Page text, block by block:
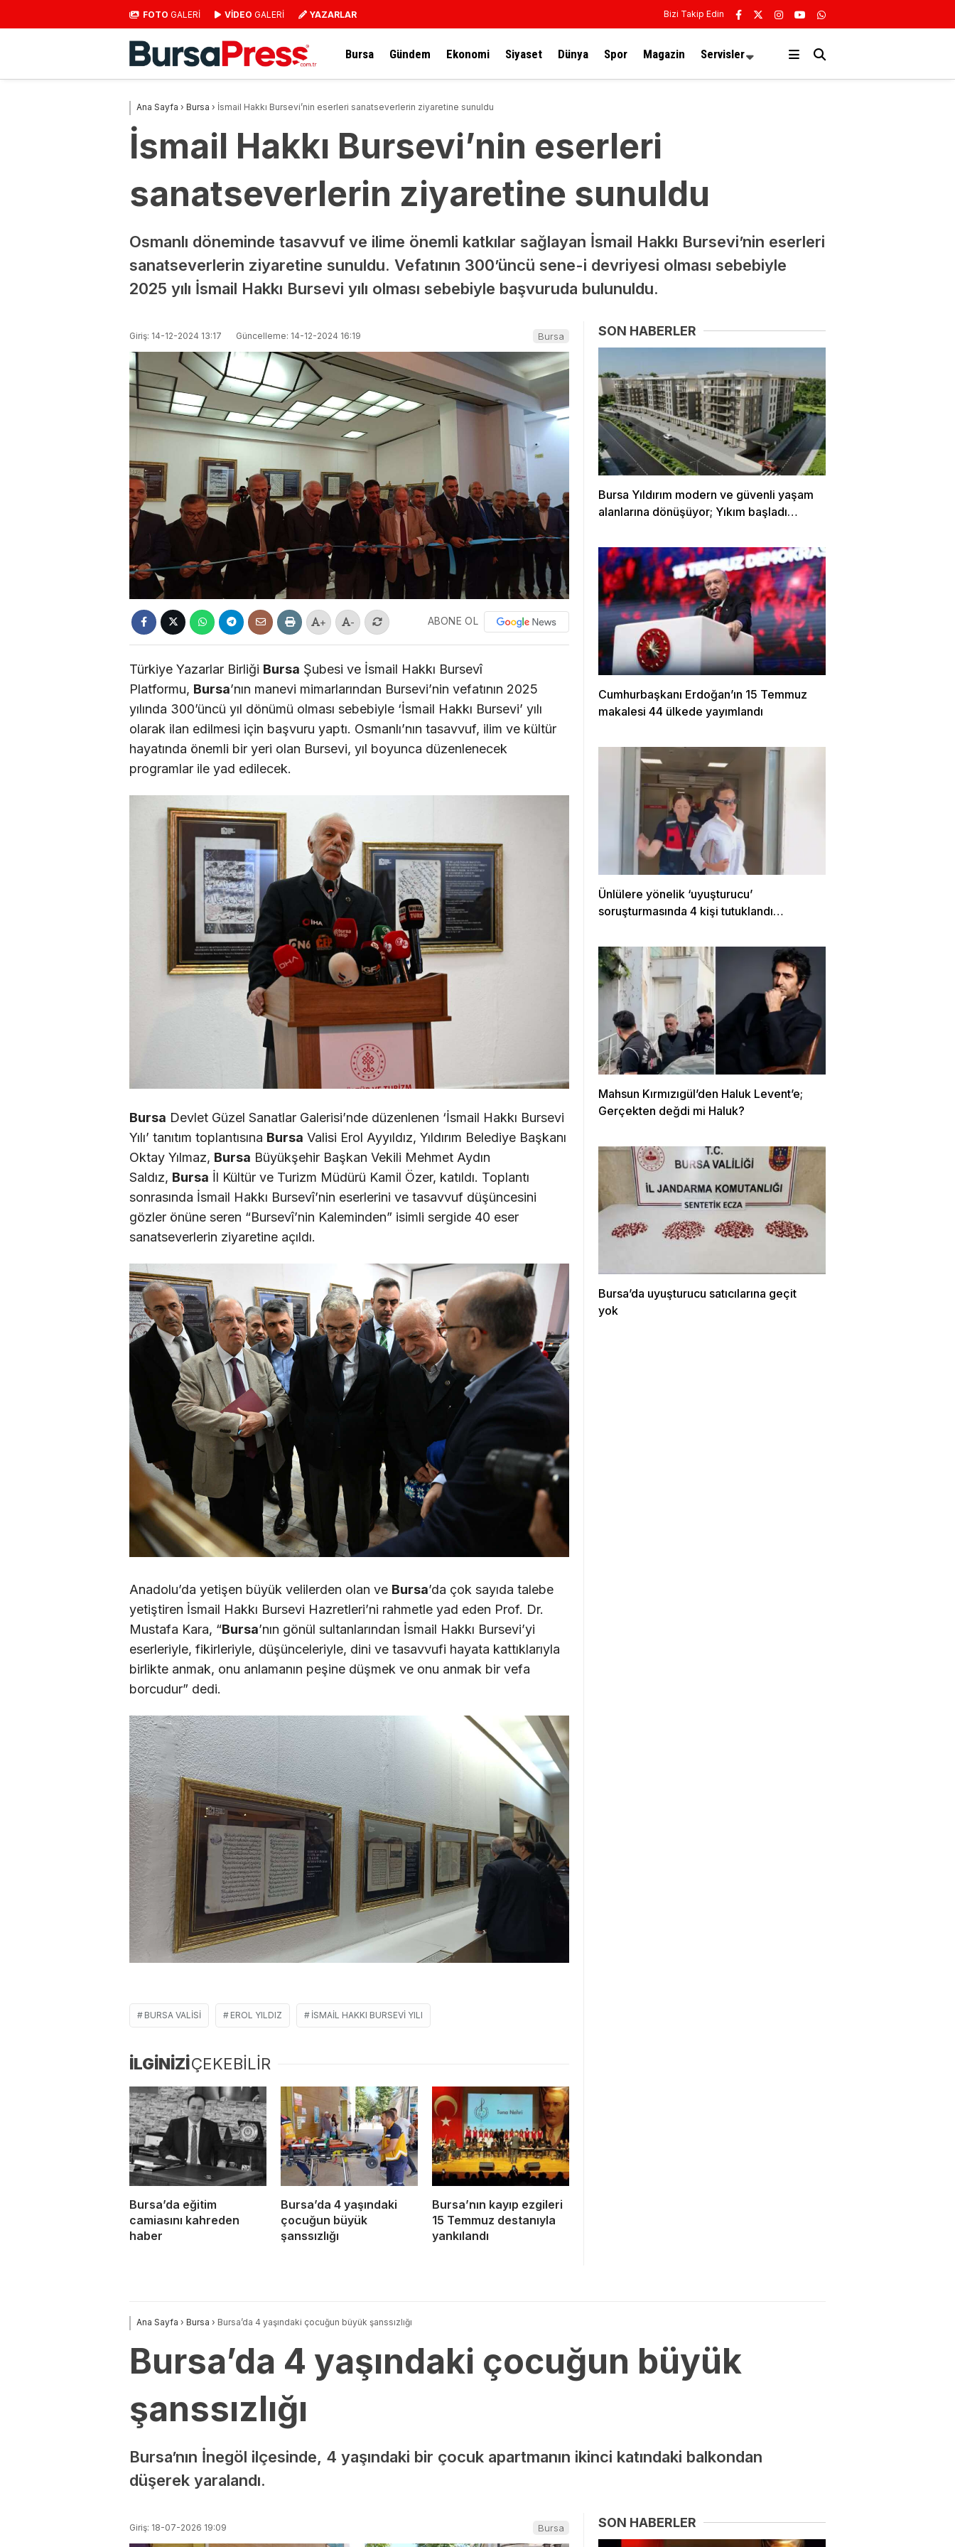
FOTO GALERİ VİDEO GALERİ YAZARLAR Bizi Takip Edin
Bursa Gündem Ekonomi Siyaset Dünya Spor Magazin Servisler
Ana Sayfa › Bursa › İsmail Hakkı Bursevi’nin eserleri sanatseverlerin ziyaretine sunuldu
İsmail Hakkı Bursevi’nin eserleri
sanatseverlerin ziyaretine sunuldu
Osmanlı döneminde tasavvuf ve ilime önemli katkılar sağlayan İsmail Hakkı Bursevi’nin eserleri
sanatseverlerin ziyaretine sunuldu. Vefatının 300’üncü sene-i devriyesi olması sebebiyle
2025 yılı İsmail Hakkı Bursevi yılı olması sebebiyle başvuruda bulunuldu.
Giriş: 14-12-2024 13:17 Güncelleme: 14-12-2024 16:19 Bursa
+ - ABONE OL
Türkiye Yazarlar Birliği Bursa Şubesi ve İsmail Hakkı Bursevî
Platformu, Bursa’nın manevi mimarlarından Bursevi’nin vefatının 2025
yılında 300’üncü yıl dönümü olması sebebiyle ‘İsmail Hakkı Bursevi’ yılı
olarak ilan edilmesi için başvuru yaptı. Osmanlı’nın tasavvuf, ilim ve kültür
hayatında önemli bir yeri olan Bursevi, yıl boyunca düzenlenecek
programlar ile yad edilecek.
Bursa Devlet Güzel Sanatlar Galerisi’nde düzenlenen ‘İsmail Hakkı Bursevi
Yılı’ tanıtım toplantısına Bursa Valisi Erol Ayyıldız, Yıldırım Belediye Başkanı
Oktay Yılmaz, Bursa Büyükşehir Başkan Vekili Mehmet Aydın
Saldız, Bursa İl Kültür ve Turizm Müdürü Kamil Özer, katıldı. Toplantı
sonrasında İsmail Hakkı Bursevî’nin eserlerini ve tasavvuf düşüncesini
gözler önüne seren “Bursevî’nin Kaleminden” isimli sergide 40 eser
sanatseverlerin ziyaretine açıldı.
Anadolu’da yetişen büyük velilerden olan ve Bursa’da çok sayıda talebe
yetiştiren İsmail Hakkı Bursevi Hazretleri’ni rahmetle yad eden Prof. Dr.
Mustafa Kara, “Bursa’nın gönül sultanlarından İsmail Hakkı Bursevi’yi
eserleriyle, fikirleriyle, düşünceleriyle, dini ve tasavvufi hayata kattıklarıyla
birlikte anmak, onu anlamanın peşine düşmek ve onu anmak bir vefa
borcudur” dedi.
BURSA VALISI EROL YILDIZ İSMAIL HAKKI BURSEVI YILI
İLGİNİZİÇEKEBİLİR
Bursa’da eğitim
camiasını kahreden
haber
Bursa’da 4 yaşındaki
çocuğun büyük
şanssızlığı
Bursa’nın kayıp ezgileri
15 Temmuz destanıyla
yankılandı
SON HABERLER
Bursa Yıldırım modern ve güvenli yaşam
alanlarına dönüşüyor; Yıkım başladı…
Cumhurbaşkanı Erdoğan’ın 15 Temmuz
makalesi 44 ülkede yayımlandı
Ünlülere yönelik ‘uyuşturucu’
soruşturmasında 4 kişi tutuklandı…
Mahsun Kırmızıgül’den Haluk Levent’e;
Gerçekten değdi mi Haluk?
Bursa’da uyuşturucu satıcılarına geçit
yok
Ana Sayfa › Bursa › Bursa’da 4 yaşındaki çocuğun büyük şanssızlığı
Bursa’da 4 yaşındaki çocuğun büyük
şanssızlığı
Bursa’nın İnegöl ilçesinde, 4 yaşındaki bir çocuk apartmanın ikinci katındaki balkondan
düşerek yaralandı.
Giriş: 18-07-2026 19:09 Bursa SON HABERLER